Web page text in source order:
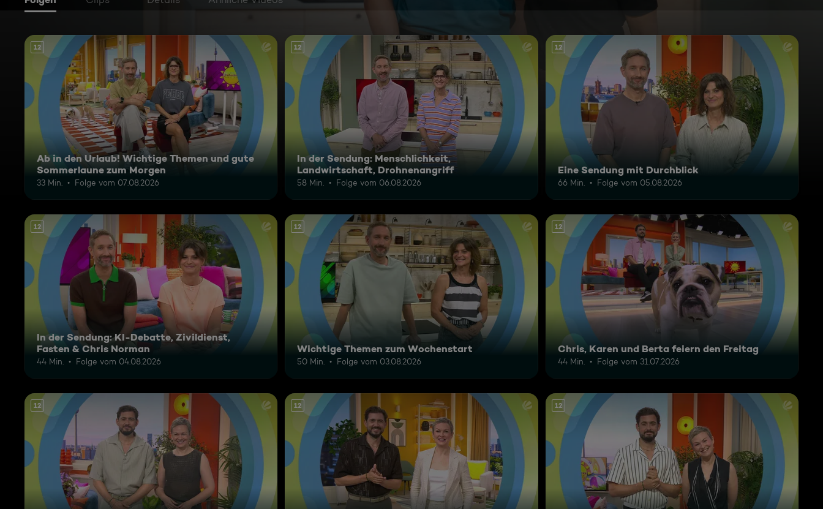
12
Ab in den Urlaub! Wichtige Themen und gute
Sommerlaune zum Morgen
33 Min. Folge vom 07.08.2026
12
In der Sendung: Menschlichkeit,
Landwirtschaft, Drohnenangriff
58 Min. Folge vom 06.08.2026
12
Eine Sendung mit Durchblick
66 Min. Folge vom 05.08.2026
12
In der Sendung: KI-Debatte, Zivildienst,
Fasten & Chris Norman
44 Min. Folge vom 04.08.2026
12
Wichtige Themen zum Wochenstart
50 Min. Folge vom 03.08.2026
12
Chris, Karen und Berta feiern den Freitag
44 Min. Folge vom 31.07.2026
12 12 12